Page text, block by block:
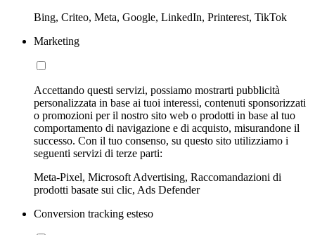
Bing, Criteo, Meta, Google, LinkedIn, Printerest, TikTok
Marketing
Accettando questi servizi, possiamo mostrarti pubblicità
personalizzata in base ai tuoi interessi, contenuti sponsorizzati
o promozioni per il nostro sito web o prodotti in base al tuo
comportamento di navigazione e di acquisto, misurandone il
successo. Con il tuo consenso, su questo sito utilizziamo i
seguenti servizi di terze parti:
Meta-Pixel, Microsoft Advertising, Raccomandazioni di
prodotti basate sui clic, Ads Defender
Conversion tracking esteso